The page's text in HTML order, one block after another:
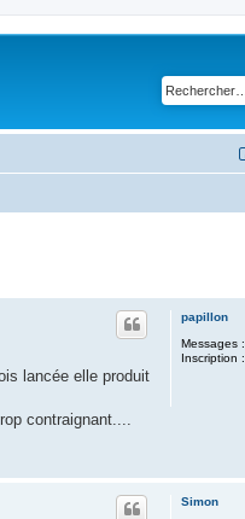
papillon
Messages :
Inscription :
lancée elle produit
contraignant....
Simon